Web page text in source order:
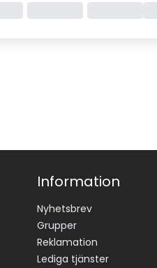
Information
Nyhetsbrev
Grupper
Reklamation
Lediga tjänster